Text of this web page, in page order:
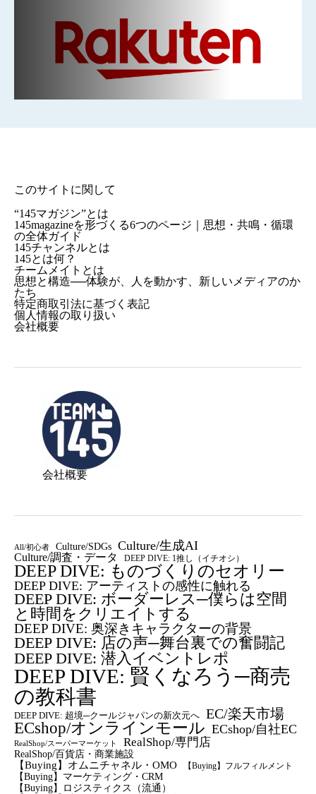
このサイトに関して
“145マガジン”とは
145magazineを形づくる6つのページ｜思想・共鳴・循環
の全体ガイド
145チャンネルとは
145とは何？
チームメイトとは
思想と構造──体験が、人を動かす、新しいメディアのか
たち
特定商取引法に基づく表記
個人情報の取り扱い
会社概要
会社概要
All/初心者 Culture/SDGs Culture/生成AI
Culture/調査・データ DEEP DIVE: 1推し（イチオシ）
DEEP DIVE: ものづくりのセオリー
DEEP DIVE: アーティストの感性に触れる
DEEP DIVE: ボーダーレス─僕らは空間
と時間をクリエイトする
DEEP DIVE: 奥深きキャラクターの背景
DEEP DIVE: 店の声─舞台裏での奮闘記
DEEP DIVE: 潜入イベントレポ
DEEP DIVE: 賢くなろう─商売
の教科書
DEEP DIVE: 超境─クールジャパンの新次元へ EC/楽天市場
ECshop/オンラインモール ECshop/自社EC
RealShop/スーパーマーケット RealShop/専門店
RealShop/百貨店・商業施設
【Buying】オムニチャネル・OMO
【Buying】フルフィルメント
【Buying】マーケティング・CRM
【buying】ロジスティクス（流通）